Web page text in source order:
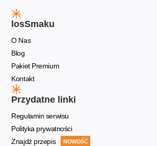
losSmaku
O Nas
Blog
Pakiet Premium
Kontakt
Przydatne linki
Regulamin serwisu
Polityka prywatności
Znajdź przepis
NOWOŚĆ